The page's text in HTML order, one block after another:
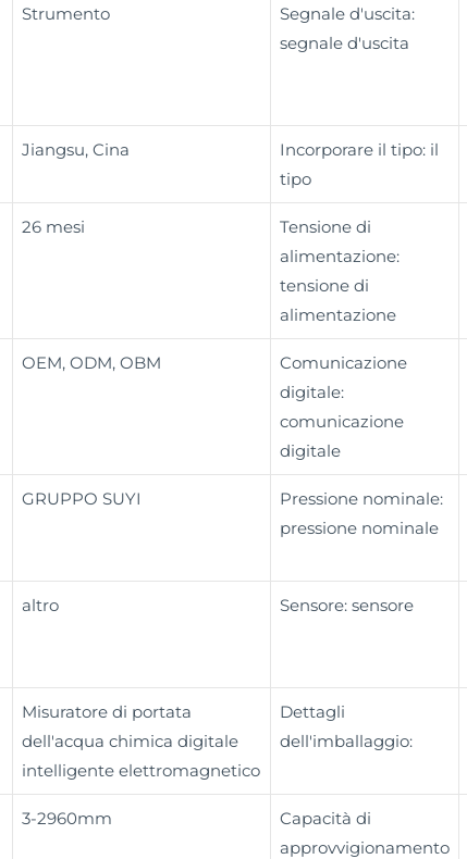
Strumento
Segnale d'uscita:
segnale d'uscita
Jiangsu, Cina
Incorporare il tipo: il
tipo
26 mesi
Tensione di
alimentazione:
tensione di
alimentazione
OEM, ODM, OBM
Comunicazione
digitale:
comunicazione
digitale
GRUPPO SUYI
Pressione nominale:
pressione nominale
altro Sensore: sensore
Misuratore di portata
dell'acqua chimica digitale
intelligente elettromagnetico
Dettagli
dell'imballaggio:
3-2960mm
Capacità di
approvvigionamento